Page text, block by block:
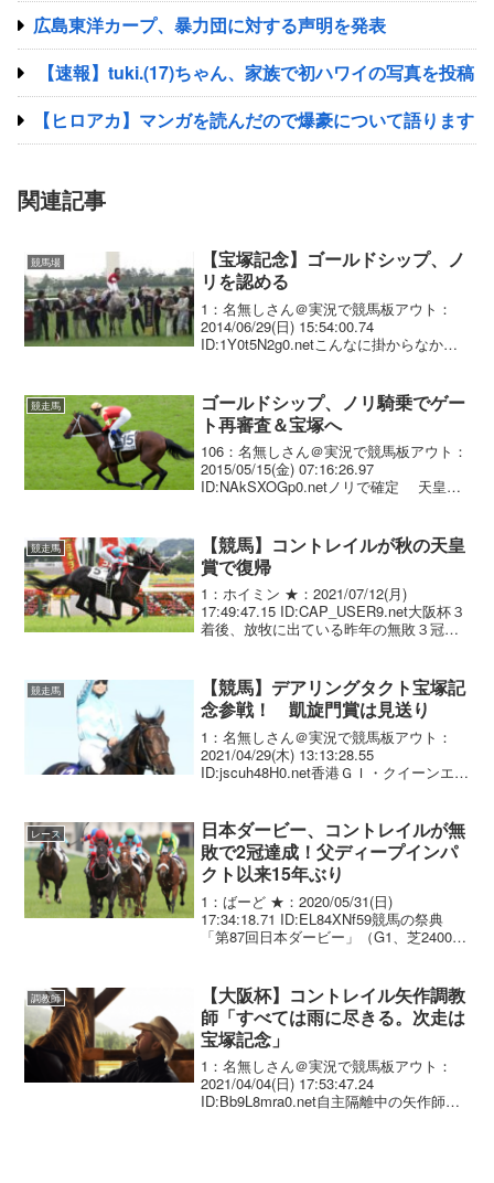
広島東洋カープ、暴力団に対する声明を発表
【速報】tuki.(17)ちゃん、家族で初ハワイの写真を投稿
【ヒロアカ】マンガを読んだので爆豪について語ります
関連記事
競馬場
【宝塚記念】ゴールドシップ、ノ
リを認める
1：名無しさん＠実況で競馬板アウト：
2014/06/29(日) 15:54:00.74
ID:1Y0t5N2g0.netこんなに掛からなかっ
競走馬
ゴールドシップ、ノリ騎乗でゲー
ト再審査＆宝塚へ
106：名無しさん＠実況で競馬板アウト：
2015/05/15(金) 07:16:26.97
ID:NAkSXOGp0.netノリで確定 天皇
牧先の滋賀県甲賀市の吉澤ス...
競走馬
【競馬】コントレイルが秋の天皇
賞で復帰
1：ホイミン ★：2021/07/12(月)
17:49:47.15 ID:CAP_USER9.net大阪杯３
着後、放牧に出ている昨年の無敗３冠馬
で復帰することが明らかに...
競走馬
【競馬】デアリングタクト宝塚記
念参戦！ 凱旋門賞は見送り
1：名無しさん＠実況で競馬板アウト：
2021/04/29(木) 13:13:28.55
ID:jscuh48H0.net香港ＧＩ・クイーンエリ
整えば宝塚記念（６月２７日...
レース
日本ダービー、コントレイルが無
敗で2冠達成！父ディープインパ
クト以来15年ぶり
1：ばーど ★：2020/05/31(日)
17:34:18.71 ID:EL84XNf59競馬の祭典
「第87回日本ダービー」（G1、芝2400メ
優勝、2017年に...
調教師
【大阪杯】コントレイル矢作調教
師「すべては雨に尽きる。次走は
宝塚記念」
1：名無しさん＠実況で競馬板アウト：
2021/04/04(日) 17:53:47.24
ID:Bb9L8mra0.net自主隔離中の矢作師は